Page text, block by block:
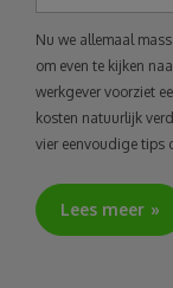
Nu we allemaal
om even te kijken
werkgever voorziet
kosten natuurlijk
vier eenvoudige tips
Lees meer